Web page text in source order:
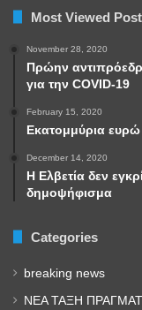
Most Viewed
November 28, 2020
Πρώην
για την COVID-19
February 15, 2020
Εκατομμύρια
December 14, 2020
Η Ελβετία δεν
δημοψήφισμα
Categories
breaking news
NEA TAΞΗ